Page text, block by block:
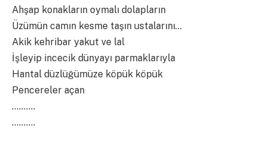
Ahşap konakların oymalı dolapların
Üzümün camın kesme taşın ustalarını…
Akik kehribar yakut ve lal
İşleyip incecik dünyayı parmaklarıyla
Hantal düzlüğümüze köpük köpük
Pencereler açan
……….
……….